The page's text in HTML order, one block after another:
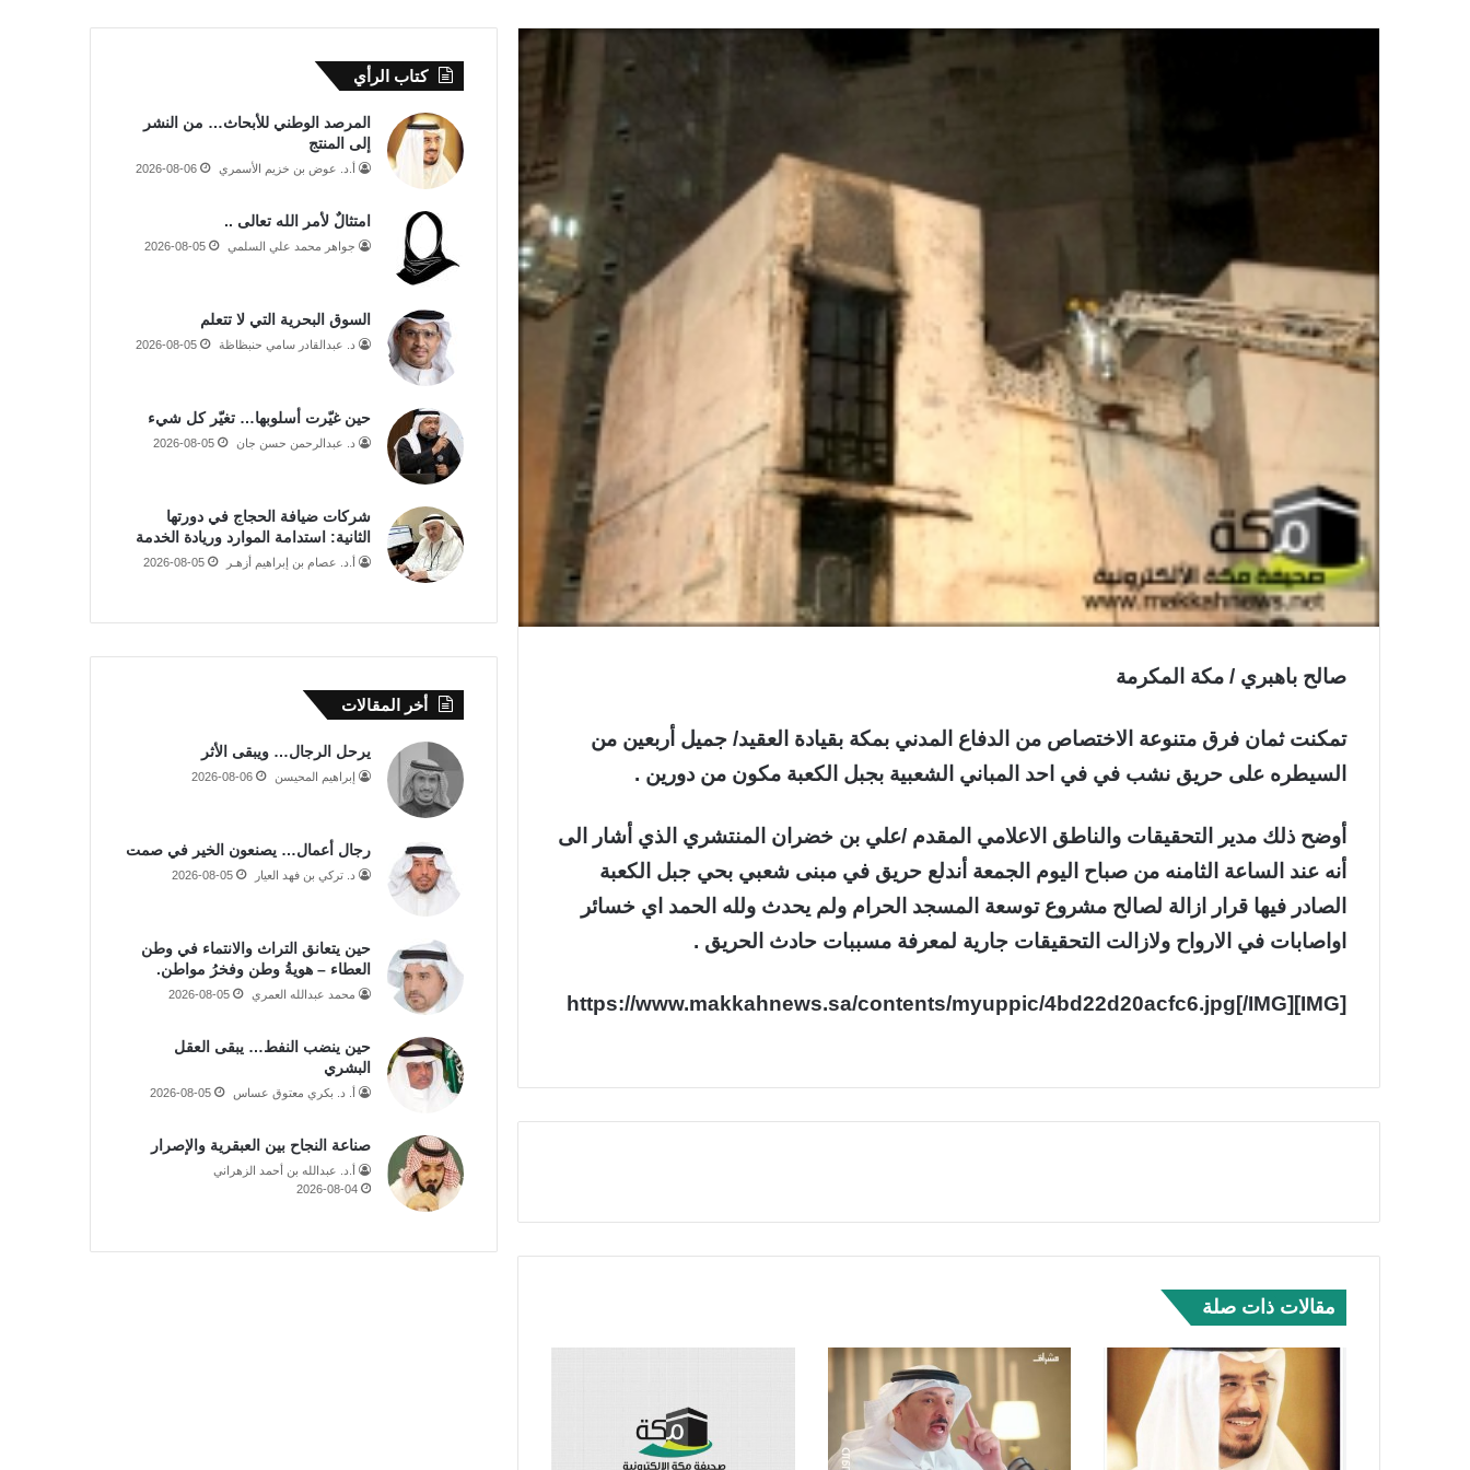
صالح باهبري / مكة المكرمة
تمكنت ثمان فرق متنوعة الاختصاص من الدفاع المدني بمكة بقيادة العقيد/ جميل أربعين من
السيطره على حريق نشب في في احد المباني الشعبية بجبل الكعبة مكون من دورين .
أوضح ذلك مدير التحقيقات والناطق الاعلامي المقدم /علي بن خضران المنتشري الذي أشار الى
أنه عند الساعة الثامنه من صباح اليوم الجمعة أندلع حريق في مبنى شعبي بحي جبل الكعبة
الصادر فيها قرار ازالة لصالح مشروع توسعة المسجد الحرام ولم يحدث ولله الحمد اي خسائر
اواصابات في الارواح ولازالت التحقيقات جارية لمعرفة مسببات حادث الحريق .
[IMG]https://www.makkahnews.sa/contents/myuppic/4bd22d20acfc6.jpg[/IMG]
مقالات ذات صلة
كتاب الرأي
المرصد الوطني للأبحاث… من النشر
إلى المنتج
أ.د. عوض بن خزيم الأسمري 2026-08-06
امتثالٌ لأمر الله تعالى ..
جواهر محمد علي السلمي 2026-08-05
السوق البحرية التي لا تتعلم
د. عبدالقادر سامي حنبظاظة 2026-08-05
حين غيّرت أسلوبها… تغيّر كل شيء
د. عبدالرحمن حسن جان 2026-08-05
شركات ضيافة الحجاج في دورتها
الثانية: استدامة الموارد وريادة الخدمة
أ.د. عصام بن إبراهيم أزهـر 2026-08-05
أخر المقالات
يرحل الرجال… ويبقى الأثر
إبراهيم المحيسن 2026-08-06
رجال أعمال… يصنعون الخير في صمت
د. تركي بن فهد العيار 2026-08-05
حين يتعانق التراث والانتماء في وطن
العطاء – هويةُ وطن وفخرُ مواطن.
محمد عبدالله العمري 2026-08-05
حين ينضب النفط… يبقى العقل
البشري
أ. د. بكري معتوق عساس 2026-08-05
صناعة النجاح بين العبقرية والإصرار
أ.د. عبدالله بن أحمد الزهراني
2026-08-04